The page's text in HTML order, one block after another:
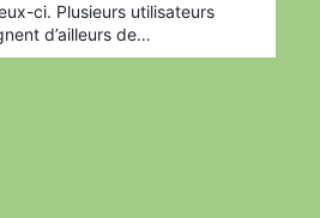
ci. Plusieurs utilisateurs
d’ailleurs de…